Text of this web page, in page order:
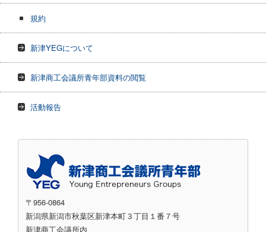
規約
新津YEGについて
新津商工会議所青年部資料の閲覧
活動報告
〒956-0864
新潟県新潟市秋葉区新津本町３丁目１番７号
新津商工会議所内